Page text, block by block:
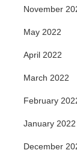
November
May 2022
April 2022
March 2022
February
January 2022
December